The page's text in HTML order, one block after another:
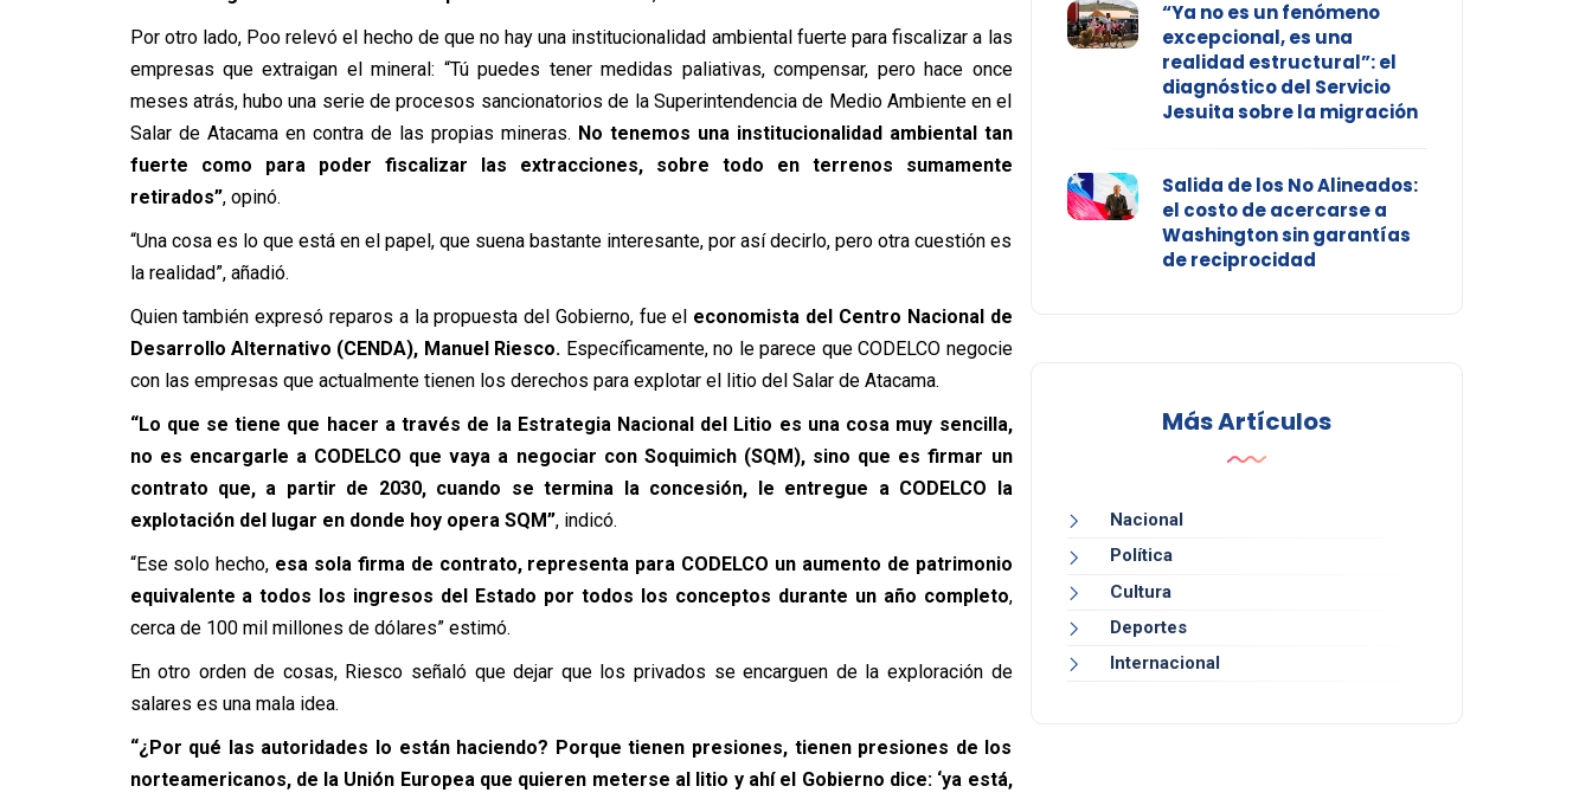
Por otro lado, Poo relevó el hecho de que no hay una institucionalidad ambiental fuerte para fiscalizar a las
empresas que extraigan el mineral: “Tú puedes tener medidas paliativas, compensar, pero hace once
meses atrás, hubo una serie de procesos sancionatorios de la Superintendencia de Medio Ambiente en el
Salar de Atacama en contra de las propias mineras. No tenemos una institucionalidad ambiental tan
fuerte como para poder fiscalizar las extracciones, sobre todo en terrenos sumamente
retirados”, opinó.
“Una cosa es lo que está en el papel, que suena bastante interesante, por así decirlo, pero otra cuestión es
la realidad”, añadió.
Quien también expresó reparos a la propuesta del Gobierno, fue el economista del Centro Nacional de
Desarrollo Alternativo (CENDA), Manuel Riesco. Específicamente, no le parece que CODELCO negocie
con las empresas que actualmente tienen los derechos para explotar el litio del Salar de Atacama.
“Lo que se tiene que hacer a través de la Estrategia Nacional del Litio es una cosa muy sencilla,
no es encargarle a CODELCO que vaya a negociar con Soquimich (SQM), sino que es firmar un
contrato que, a partir de 2030, cuando se termina la concesión, le entregue a CODELCO la
explotación del lugar en donde hoy opera SQM”, indicó.
“Ese solo hecho, esa sola firma de contrato, representa para CODELCO un aumento de patrimonio
equivalente a todos los ingresos del Estado por todos los conceptos durante un año completo,
cerca de 100 mil millones de dólares” estimó.
En otro orden de cosas, Riesco señaló que dejar que los privados se encarguen de la exploración de
salares es una mala idea.
“¿Por qué las autoridades lo están haciendo? Porque tienen presiones, tienen presiones de los
norteamericanos, de la Unión Europea que quieren meterse al litio y ahí el Gobierno dice: ‘ya está,
“Ya no es un fenómeno
excepcional, es una
realidad estructural”: el
diagnóstico del Servicio
Jesuita sobre la migración
Salida de los No Alineados:
el costo de acercarse a
Washington sin garantías
de reciprocidad
Más Artículos
Nacional
Política
Cultura
Deportes
Internacional